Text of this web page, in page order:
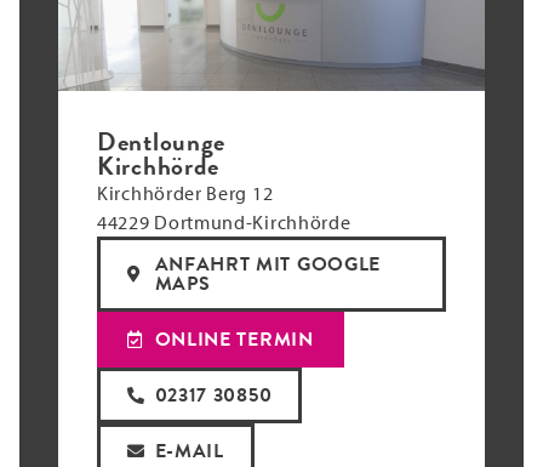
Dentlounge
Kirchhörde
Kirchhörder Berg 12
44229 Dortmund-Kirchhörde
ANFAHRT MIT GOOGLE
MAPS
ONLINE TERMIN
02317 30850
E-MAIL